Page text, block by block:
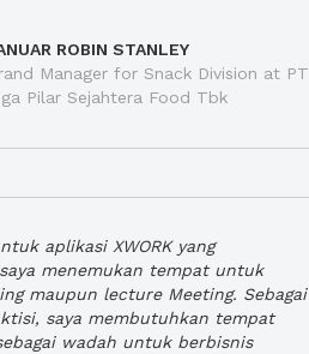
ROBIN STANLEY
Manager for Snack Division at PT
Pilar Sejahtera Food Tbk
aplikasi XWORK yang
menemukan tempat untuk
maupun lecture Meeting. Sebagai
saya membutuhkan tempat
wadah untuk berbisnis